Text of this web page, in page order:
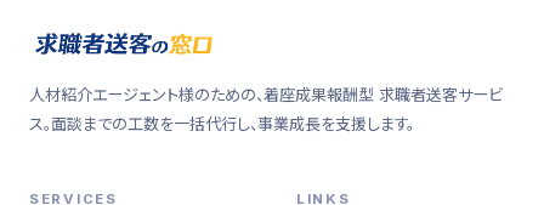
人材紹介エージェント様のための、着座成果報酬型 求職者送客サービ
ス。面談までの工数を一括代行し、事業成長を支援します。
SERVICES LINKS